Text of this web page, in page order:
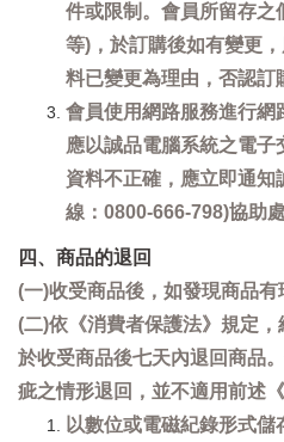
件或限制。會員所留存之
等)，於訂購後如有變更
料已變更為理由，否認訂
會員使用網路服務進行網
應以誠品電腦系統之電
資料不正確，應立即通
線：0800-666-798)協助處
四、商品的退回
(一)收受商品後，如發現商品有
(二)依《消費者保護法》規定
於收受商品後七天內退回商品
疵之情形退回，並不適用前述
以數位或電磁紀錄形式